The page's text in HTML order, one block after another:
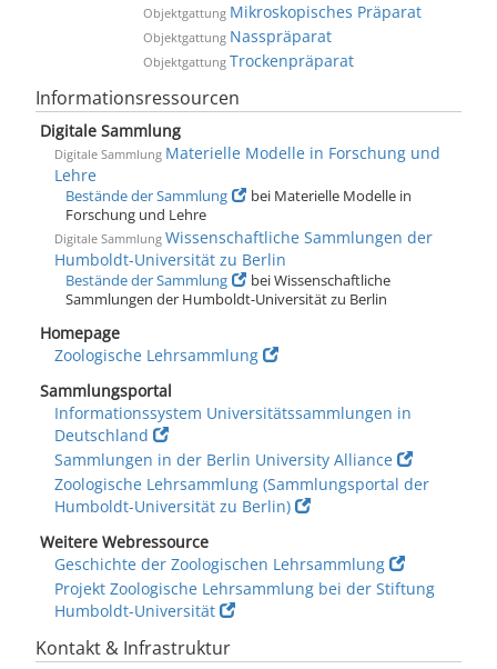
Objektgattung Mikroskopisches Präparat
Objektgattung Nasspräparat
Objektgattung Trockenpräparat
Informationsressourcen
Digitale Sammlung
Digitale Sammlung Materielle Modelle in Forschung und
Lehre
Bestände der Sammlung
bei Materielle Modelle in
Forschung und Lehre
Digitale Sammlung Wissenschaftliche Sammlungen der
Humboldt-Universität zu Berlin
Bestände der Sammlung
bei Wissenschaftliche
Sammlungen der Humboldt-Universität zu Berlin
Homepage
Zoologische Lehrsammlung
Sammlungsportal
Informationssystem Universitätssammlungen in
Deutschland
Sammlungen in der Berlin University Alliance
Zoologische Lehrsammlung (Sammlungsportal der
Humboldt-Universität zu Berlin)
Weitere Webressource
Geschichte der Zoologischen Lehrsammlung
Projekt Zoologische Lehrsammlung bei der Stiftung
Humboldt-Universität
Kontakt & Infrastruktur